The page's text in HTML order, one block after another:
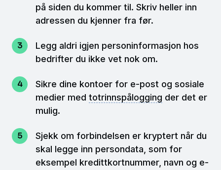
på siden du kommer til. Skriv heller inn
adressen du kjenner fra før.
Legg aldri igjen personinformasjon hos
bedrifter du ikke vet nok om.
Sikre dine kontoer for e-post og sosiale
medier med totrinnspålogging der det er
mulig.
Sjekk om forbindelsen er kryptert når du
skal legge inn persondata, som for
eksempel kredittkortnummer, navn og e-